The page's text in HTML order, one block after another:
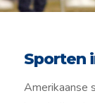
Sporten
Amerikaanse